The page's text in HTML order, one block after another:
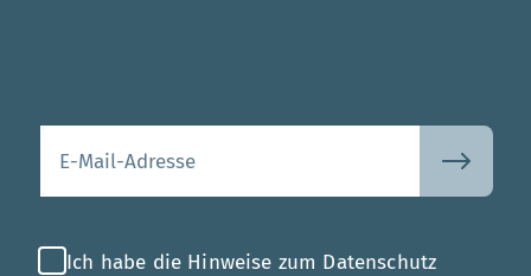
Ich habe die Hinweise zum Datenschutz